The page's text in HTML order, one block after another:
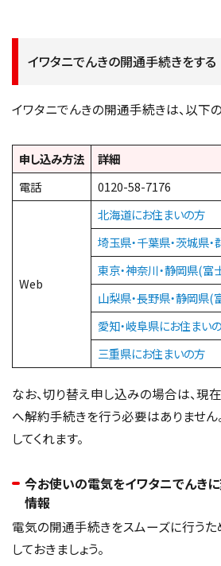
イワタニでんきの開通手続きをする
イワタニでんきの開通手続きは、以下の
申し込み方法
詳細
電話
0120-58-7176
Web
北海道にお住まいの方
埼玉県・千葉県・茨城県
東京・神奈川・静岡県(
山梨県・長野県・静岡県
愛知・岐阜県にお住まい
三重県にお住まいの方
なお、切り替え申し込みの場合は、現
へ解約手続きを行う必要はありません
してくれます。
今お使いの電気をイワタニでんき
情報
電気の開通手続きをスムーズに行う
しておきましょう。